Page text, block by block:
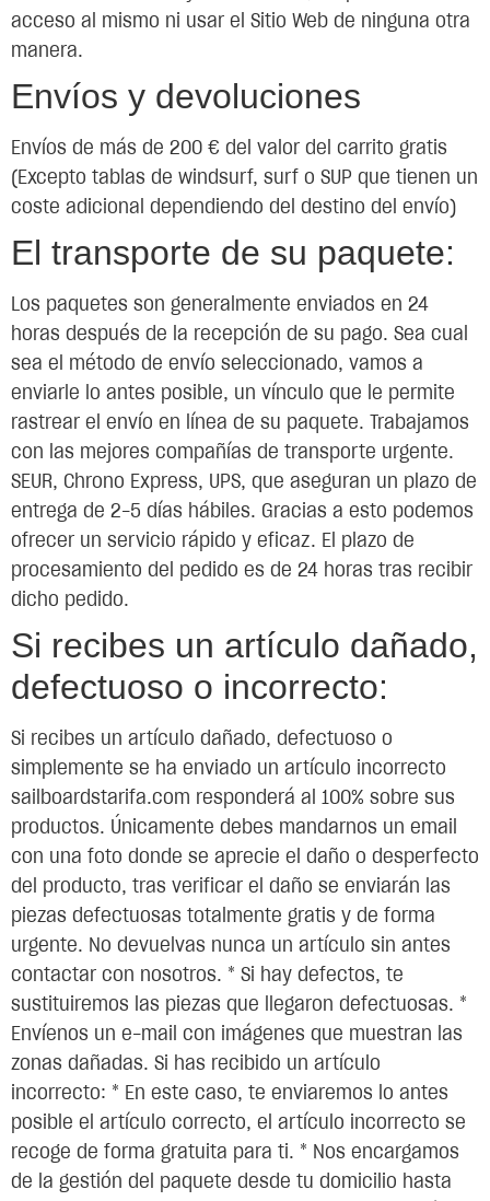
acceso al mismo ni usar el Sitio Web de ninguna otra
manera.
Envíos y devoluciones
Envíos de más de 200 € del valor del carrito gratis
(Excepto tablas de windsurf, surf o SUP que tienen un
coste adicional dependiendo del destino del envío)
El transporte de su paquete:
Los paquetes son generalmente enviados en 24
horas después de la recepción de su pago. Sea cual
sea el método de envío seleccionado, vamos a
enviarle lo antes posible, un vínculo que le permite
rastrear el envío en línea de su paquete. Trabajamos
con las mejores compañías de transporte urgente.
SEUR, Chrono Express, UPS, que aseguran un plazo de
entrega de 2-5 días hábiles. Gracias a esto podemos
ofrecer un servicio rápido y eficaz. El plazo de
procesamiento del pedido es de 24 horas tras recibir
dicho pedido.
Si recibes un artículo dañado,
defectuoso o incorrecto:
Si recibes un artículo dañado, defectuoso o
simplemente se ha enviado un artículo incorrecto
sailboardstarifa.com responderá al 100% sobre sus
productos. Únicamente debes mandarnos un email
con una foto donde se aprecie el daño o desperfecto
del producto, tras verificar el daño se enviarán las
piezas defectuosas totalmente gratis y de forma
urgente. No devuelvas nunca un artículo sin antes
contactar con nosotros. * Si hay defectos, te
sustituiremos las piezas que llegaron defectuosas. *
Envíenos un e-mail con imágenes que muestran las
zonas dañadas. Si has recibido un artículo
incorrecto: * En este caso, te enviaremos lo antes
posible el artículo correcto, el artículo incorrecto se
recoge de forma gratuita para ti. * Nos encargamos
de la gestión del paquete desde tu domicilio hasta